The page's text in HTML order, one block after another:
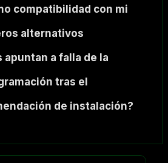
compatibilidad con mi
alternativos
apuntan a falla de la
tras el
de instalación?